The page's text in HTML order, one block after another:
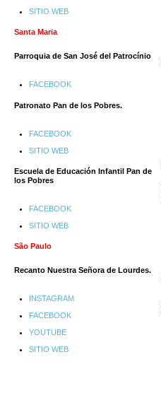
SITIO WEB
Santa Maria
Parroquia de San José del Patrocínio
FACEBOOK
Patronato Pan de los Pobres.
FACEBOOK
SITIO WEB
Escuela de Educación Infantil Pan de
los Pobres
FACEBOOK
SITIO WEB
São Paulo
Recanto Nuestra Señora de Lourdes.
INSTAGRAM
FACEBOOK
YOUTUBE
SITIO WEB